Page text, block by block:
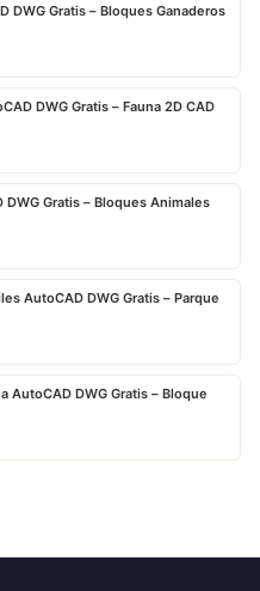
DWG Gratis – Bloques Ganaderos
DWG Gratis – Fauna 2D CAD
DWG Gratis – Bloques Animales
AutoCAD DWG Gratis – Parque
AutoCAD DWG Gratis – Bloque